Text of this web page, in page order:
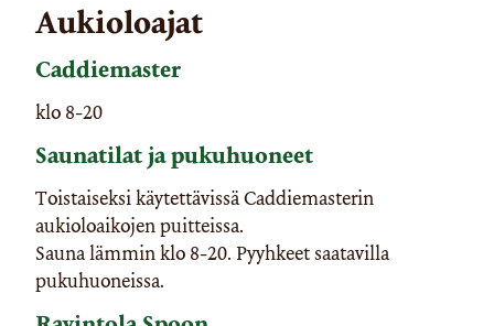
Aukioloajat
Caddiemaster
klo 8-20
Saunatilat ja pukuhuoneet
Toistaiseksi käytettävissä Caddiemasterin
aukioloaikojen puitteissa.
Sauna lämmin klo 8-20. Pyyhkeet saatavilla
pukuhuoneissa.